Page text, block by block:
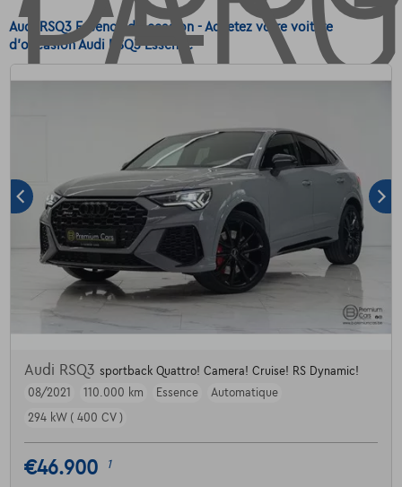
Audi RSQ3 Essence d'occasion - Achetez votre voiture
d'occasion Audi RSQ3 Essence
Audi RSQ3 sportback Quattro! Camera! Cruise! RS Dynamic!
08/2021
110.000 km Essence
Automatique
294 kW ( 400 CV )
€46.900 1